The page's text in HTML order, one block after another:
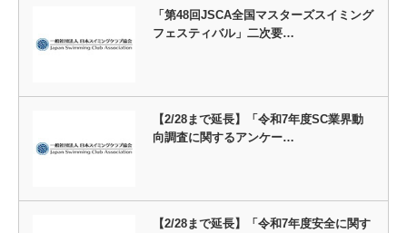
「第48回JSCA全国マスターズスイミング
フェスティバル」二次要…
【2/28まで延長】「令和7年度SC業界動
向調査に関するアンケー…
【2/28まで延長】「令和7年度安全に関す